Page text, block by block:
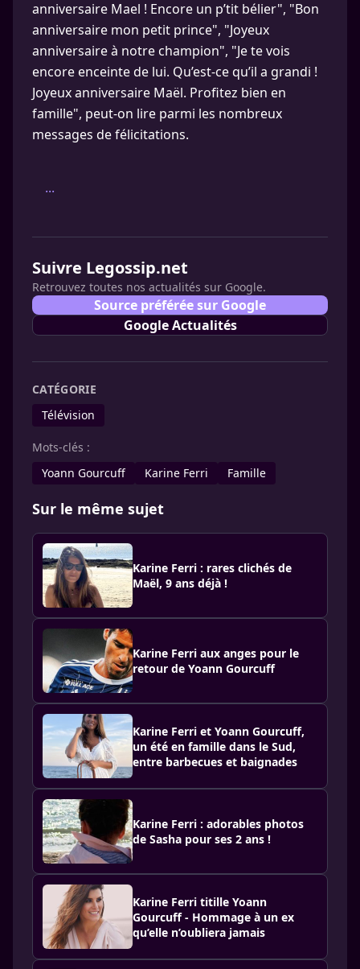
anniversaire Mael ! Encore un p’tit bélier", "Bon
anniversaire mon petit prince", "Joyeux
anniversaire à notre champion", "Je te vois
encore enceinte de lui. Qu’est-ce qu’il a grandi !
Joyeux anniversaire Maël. Profitez bien en
famille", peut-on lire parmi les nombreux
messages de félicitations.
...
Suivre Legossip.net
Retrouvez toutes nos actualités sur Google.
Source préférée sur Google
Google Actualités
CATÉGORIE
Télévision
Mots-clés :
Yoann Gourcuff
Karine Ferri Famille
Sur le même sujet
Karine Ferri : rares clichés de
Maël, 9 ans déjà !
Karine Ferri aux anges pour le
retour de Yoann Gourcuff
Karine Ferri et Yoann Gourcuff,
un été en famille dans le Sud,
entre barbecues et baignades
Karine Ferri : adorables photos
de Sasha pour ses 2 ans !
Karine Ferri titille Yoann
Gourcuff - Hommage à un ex
qu’elle n’oubliera jamais